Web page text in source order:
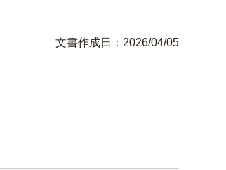
文書作成日：2026/04/05